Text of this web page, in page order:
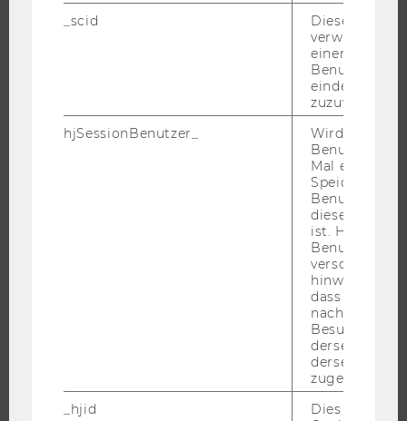
_scid
Dieses
verwendet,
einem/einer
Benutzer*in
eindeutige ID
zuzuweisen
hjSessionBenutzer_
Wird gesetzt,
Benutzer
Mal eine
Speichert die
Benutzer-ID,
diese Seite
ist. Hotjar
Benutzer
verschiedene
hinweg.Stellt
dass Daten
Besuchen auf
derselben
derselben
zugeordnet
_hjid
Dies ist ein